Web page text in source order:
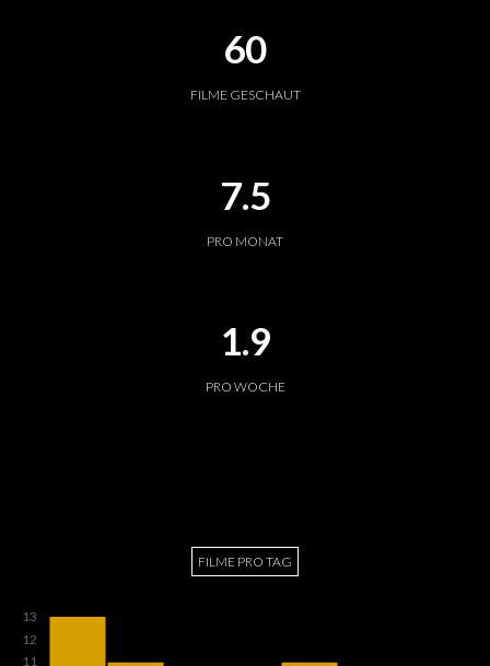
60
FILME GESCHAUT
7.5
PRO MONAT
1.9
PRO WOCHE
FILME PRO TAG